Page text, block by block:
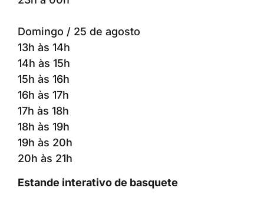
Domingo / 25 de agosto
13h às 14h
14h às 15h
15h às 16h
16h às 17h
17h às 18h
18h às 19h
19h às 20h
20h às 21h
Estande interativo de basquete